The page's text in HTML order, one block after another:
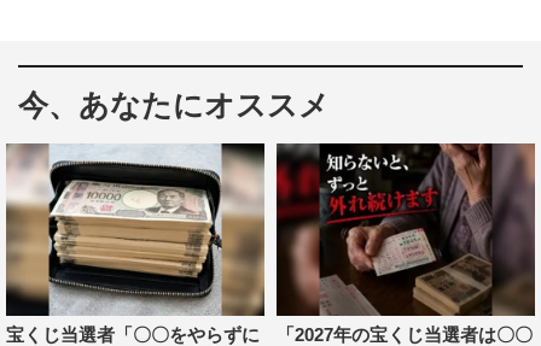
今、あなたにオススメ
宝くじ当選者「〇〇をやらずに
「2027年の宝くじ当選者は〇〇